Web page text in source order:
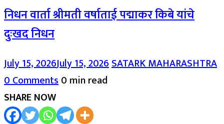
निधन वार्ता श्रीमती वर्षाताई पद्माकर किबे यांचे
दुःखद निधन
July 15, 2026July 15, 2026SATARK MAHARASHTRA
0 Comments0 min read
SHARE NOW